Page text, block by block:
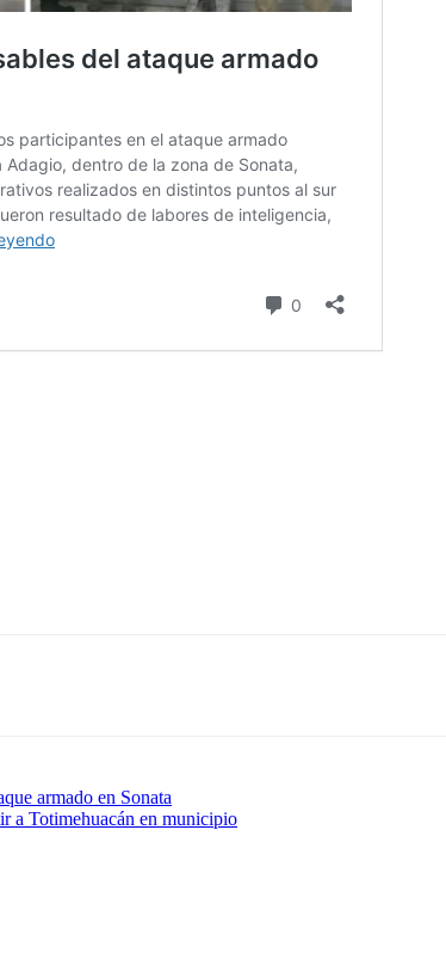
armado en Sonata
a Totimehuacán en municipio